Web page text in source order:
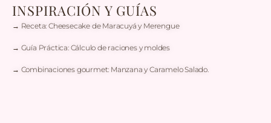
INSPIRACIÓN Y GUÍAS
→ Receta: Cheesecake de Maracuyá y Merengue
→ Guía Práctica: Cálculo de raciones y moldes
→ Combinaciones gourmet: Manzana y Caramelo Salado.